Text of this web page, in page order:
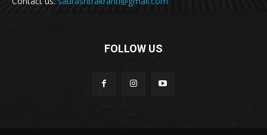
FOLLOW US